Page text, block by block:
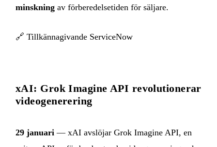
minskning av förberedelsetiden för säljare.
🔗 Tillkännagivande ServiceNow
xAI: Grok Imagine API revolutionerar
videogenerering
29 januari — xAI avslöjar Grok Imagine API, en